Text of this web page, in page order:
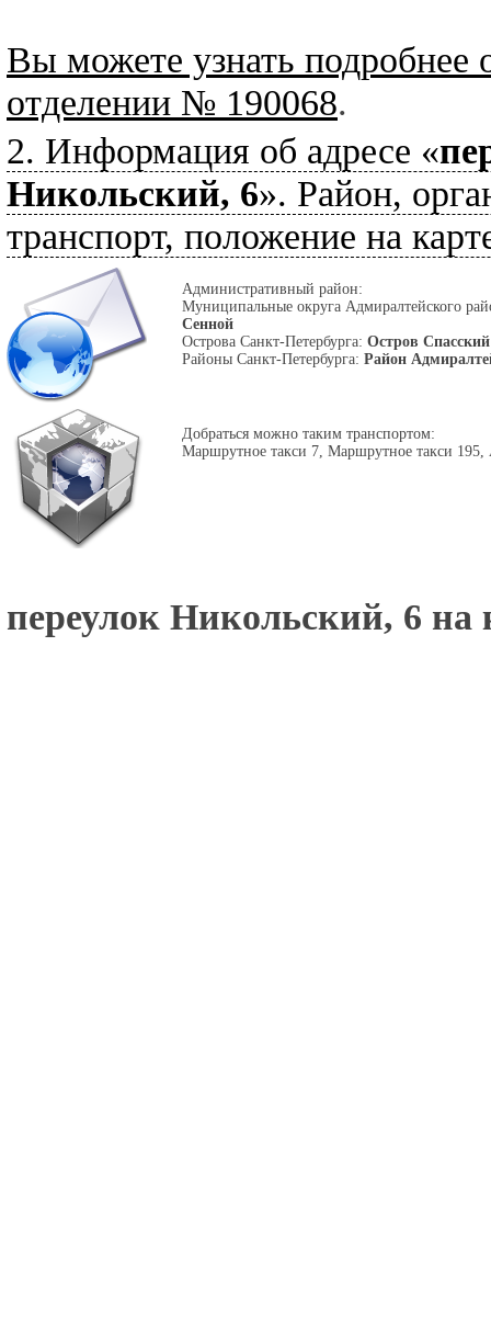
Вы можете узнать подробнее
отделении № 190068.
2. Информация об адресе «
Никольский, 6». Район,
транспорт, положение на
Административный район:
Муниципальные округа Адмиралтейского
Сенной
Острова Санкт-Петербурга: Остров Спасский
Районы Санкт-Петербурга: Район
Добраться можно таким транспортом:
Маршрутное такси 7, Маршрутное такси 195,
переулок Никольский, 6 на